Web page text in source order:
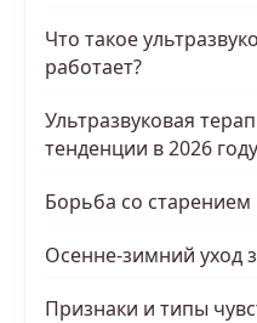
Что такое
работает?
Ультразвуковая
тенденции в 2026 году
Борьба со старением
Осенне-зимний уход
Признаки и типы